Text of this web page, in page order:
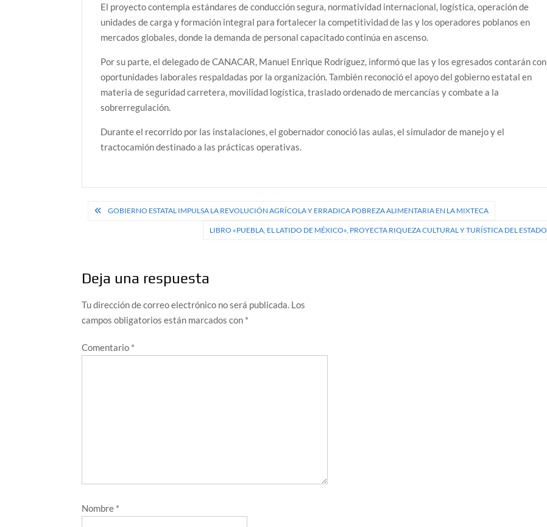
El proyecto contempla estándares de conducción segura, normatividad internacional, logística, operación de
unidades de carga y formación integral para fortalecer la competitividad de las y los operadores poblanos en
mercados globales, donde la demanda de personal capacitado continúa en ascenso.
Por su parte, el delegado de CANACAR, Manuel Enrique Rodríguez, informó que las y los egresados contarán con
oportunidades laborales respaldadas por la organización. También reconoció el apoyo del gobierno estatal en
materia de seguridad carretera, movilidad logística, traslado ordenado de mercancías y combate a la
sobrerregulación.
Durante el recorrido por las instalaciones, el gobernador conoció las aulas, el simulador de manejo y el
tractocamión destinado a las prácticas operativas.
Navegación
GOBIERNO ESTATAL IMPULSA LA REVOLUCIÓN AGRÍCOLA Y ERRADICA POBREZA ALIMENTARIA EN LA MIXTECA
LIBRO «PUEBLA, EL LATIDO DE MÉXICO», PROYECTA RIQUEZA CULTURAL Y TURÍSTICA DEL ESTADO
Deja una respuesta
Tu dirección de correo electrónico no será publicada. Los
campos obligatorios están marcados con *
Comentario *
Nombre *